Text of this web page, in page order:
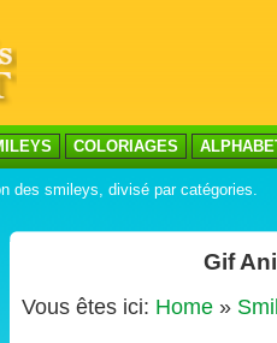
COLORIAGES
des smileys, divisé par catégories.
Gif
Vous êtes ici: Home »